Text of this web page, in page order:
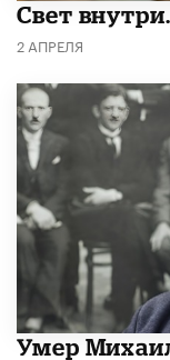
​Свет
2 АПРЕЛЯ
​Умер